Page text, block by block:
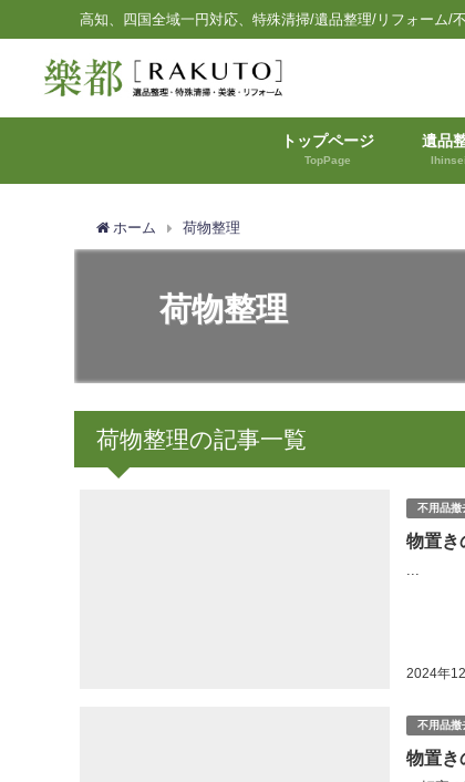
高知、四国全域一円対応、特殊清掃/遺品整理/リフォーム/
トップページ
TopPage
遺品
ホーム 荷物整理
荷物整理
荷物整理の記事一覧
不用品撤
物置き
2024年
不用品撤
物置き